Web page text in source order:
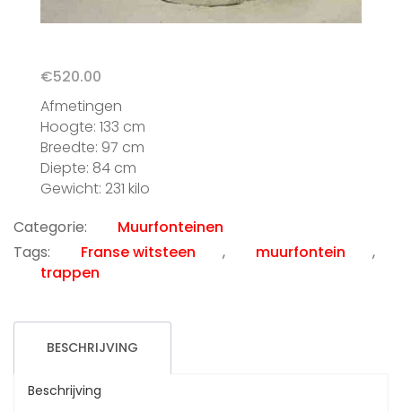
€520.00
Afmetingen
Hoogte: 133 cm
Breedte: 97 cm
Diepte: 84 cm
Gewicht: 231 kilo
Categorie:
Muurfonteinen
Tags:
Franse witsteen , muurfontein
,
trappen
BESCHRIJVING
Beschrijving